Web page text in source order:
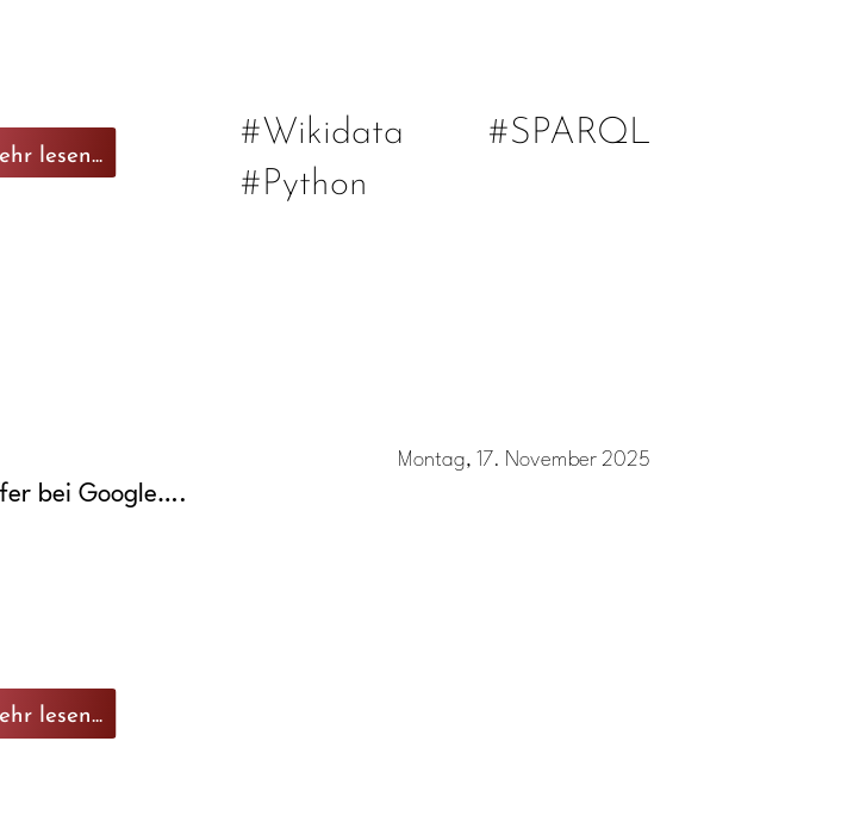
lesen... #Wikidata
#SPARQL
#Python
Montag, 17. November 2025
bei Google….
lesen...